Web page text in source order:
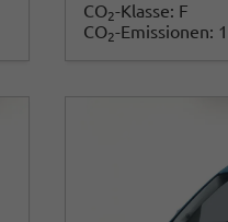
CO2-Klasse: F
CO2-Emissionen: